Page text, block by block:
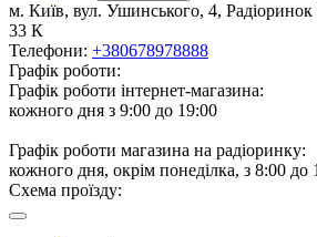
м. Київ, вул. Ушинського, 4, Радіоринок
33 К
Телефони: +380678978888
Графік роботи:
Графік роботи інтернет-магазина:
кожного дня з 9:00 до 19:00
Графік роботи магазина на радіоринку:
кожного дня, окрім понеділка, з 8:00 до
Схема проїзду: